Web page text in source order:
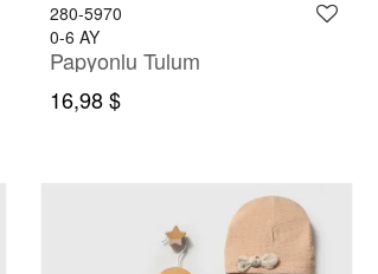
280-5970
0-6 AY
Papyonlu Tulum
16,98 $